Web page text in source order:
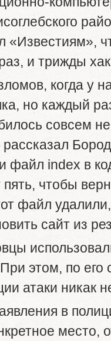
«Известиям»,
и трижды
когда у
но каждый
совсем
файл index в
чтобы
файл
сайт из
этом, по его
атаки никак
в
место,